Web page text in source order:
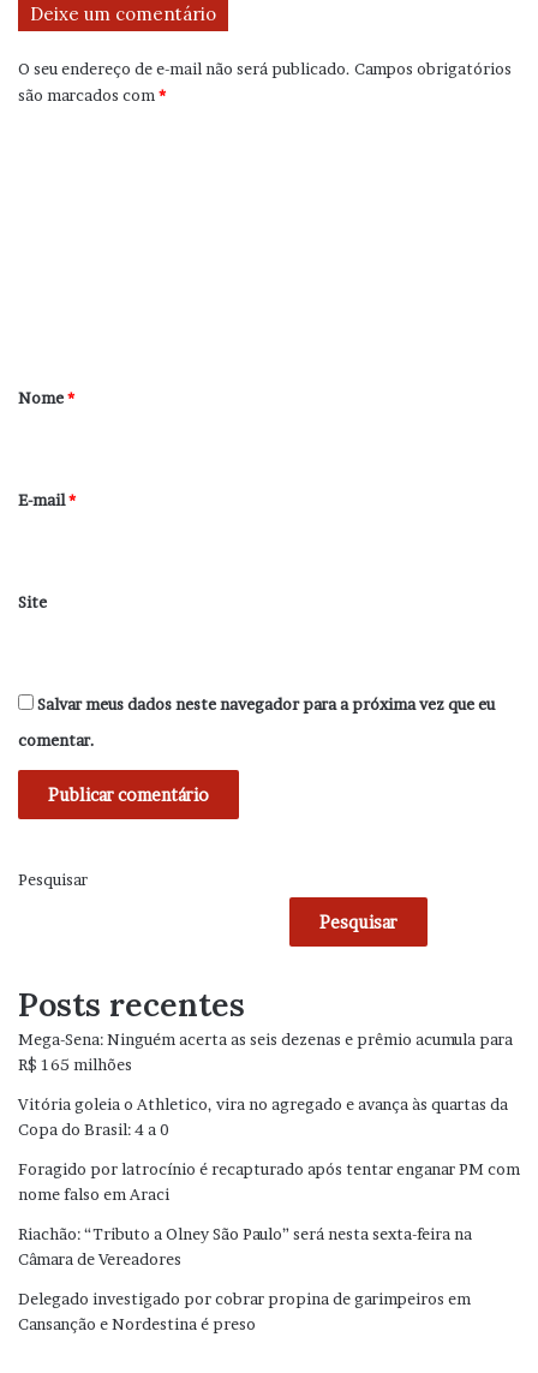
Deixe um comentário
O seu endereço de e-mail não será publicado. Campos obrigatórios
são marcados com *
r
*
Nome*
E-mail*
Site
Salvar meus dados neste navegador para a próxima vez que eu
comentar.
Pesquisar
Pesquisar
Posts recentes
Mega-Sena: Ninguém acerta as seis dezenas e prêmio acumula para
R$ 165 milhões
Vitória goleia o Athletico, vira no agregado e avança às quartas da
Copa do Brasil: 4 a 0
Foragido por latrocínio é recapturado após tentar enganar PM com
nome falso em Araci
Riachão: “Tributo a Olney São Paulo” será nesta sexta-feira na
Câmara de Vereadores
Delegado investigado por cobrar propina de garimpeiros em
Cansanção e Nordestina é preso